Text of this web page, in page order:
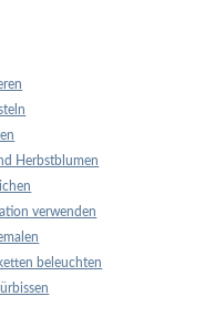
Herbstblumen
verwenden
beleuchten